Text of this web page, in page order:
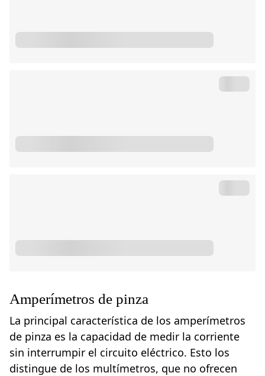
Amperímetros de pinza
La principal característica de los amperímetros
de pinza es la capacidad de medir la corriente
sin interrumpir el circuito eléctrico. Esto los
distingue de los multímetros, que no ofrecen